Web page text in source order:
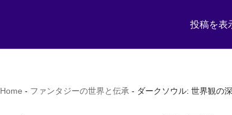
投稿を表
Home - ファンタジーの世界と伝承 - ダークソウル: 世界観の